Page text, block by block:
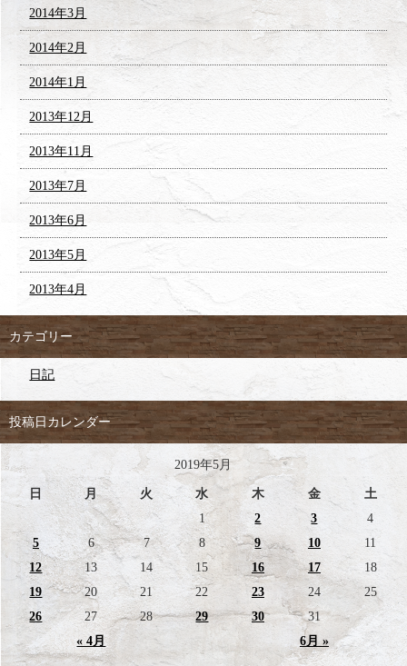
2014年3月
2014年2月
2014年1月
2013年12月
2013年11月
2013年7月
2013年6月
2013年5月
2013年4月
カテゴリー
日記
投稿日カレンダー
2019年5月
日 月 火 水 木 金 土
« 4月 6月 »
1 2 3
4
5
6 7 8 9 10
11
12
13 14 15 16 17
18
19
20 21 22 23 24
25
26
27 28 29 30 31